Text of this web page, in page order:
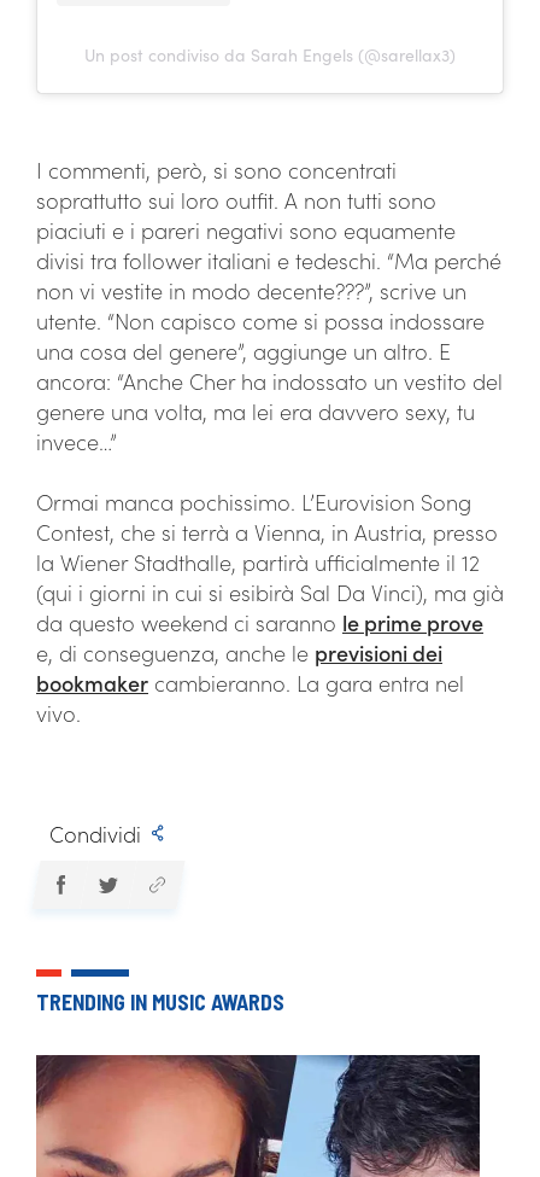
Un post condiviso da Sarah Engels (@sarellax3)
I commenti, però, si sono concentrati
soprattutto sui loro outfit. A non tutti sono
piaciuti e i pareri negativi sono equamente
divisi tra follower italiani e tedeschi. “Ma perché
non vi vestite in modo decente???”, scrive un
utente. “Non capisco come si possa indossare
una cosa del genere”, aggiunge un altro. E
ancora: “Anche Cher ha indossato un vestito del
genere una volta, ma lei era davvero sexy, tu
invece…”
Ormai manca pochissimo. L’Eurovision Song
Contest, che si terrà a Vienna, in Austria, presso
la Wiener Stadthalle, partirà ufficialmente il 12
(qui i giorni in cui si esibirà Sal Da Vinci), ma già
da questo weekend ci saranno le prime prove
e, di conseguenza, anche le previsioni dei
bookmaker cambieranno. La gara entra nel
vivo.
Condividi
TRENDING IN MUSIC AWARDS